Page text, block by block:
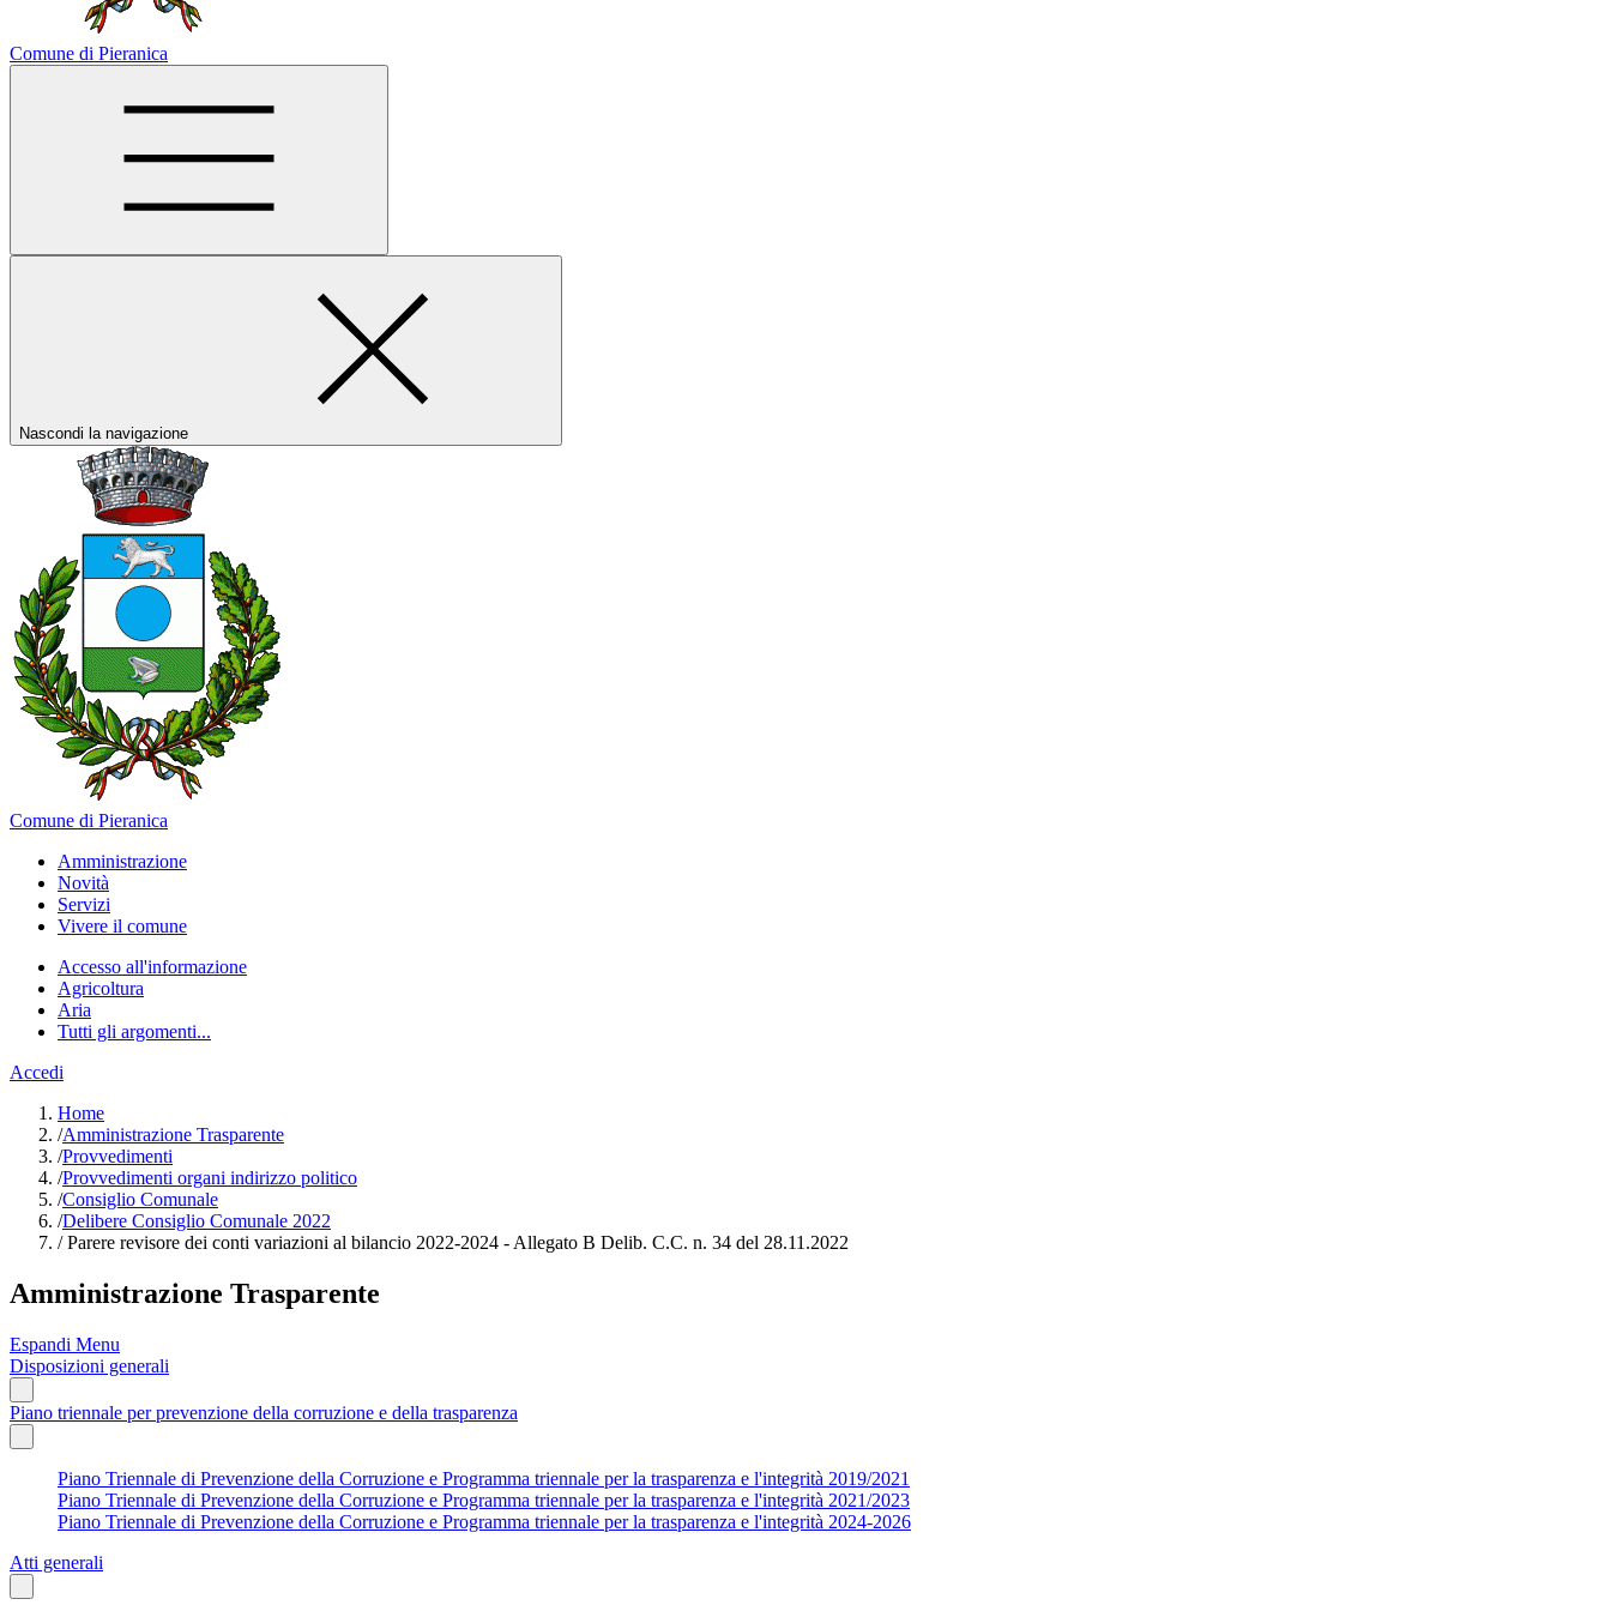
Comune di Pieranica
Nascondi la navigazione
Comune di Pieranica
Amministrazione
Novità
Servizi
Vivere il comune
Accesso all'informazione
Agricoltura
Aria
Tutti gli argomenti...
Accedi
Home
/Amministrazione Trasparente
/Provvedimenti
/Provvedimenti organi indirizzo politico
/Consiglio Comunale
/Delibere Consiglio Comunale 2022
/Parere revisore dei conti variazioni al bilancio 2022-2024 - Allegato B Delib. C.C. n. 34 del 28.11.2022
Amministrazione Trasparente
Espandi Menu
Disposizioni generali
Piano triennale per prevenzione della corruzione e della trasparenza
Piano Triennale di Prevenzione della Corruzione e Programma triennale per la trasparenza e l'integrità 2019/2021
Piano Triennale di Prevenzione della Corruzione e Programma triennale per la trasparenza e l'integrità 2021/2023
Piano Triennale di Prevenzione della Corruzione e Programma triennale per la trasparenza e l'integrità 2024-2026
Atti generali